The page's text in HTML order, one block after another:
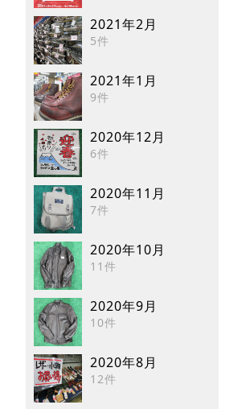
2021年2月
5件
2021年1月
9件
2020年12月
6件
2020年11月
7件
2020年10月
11件
2020年9月
10件
2020年8月
12件